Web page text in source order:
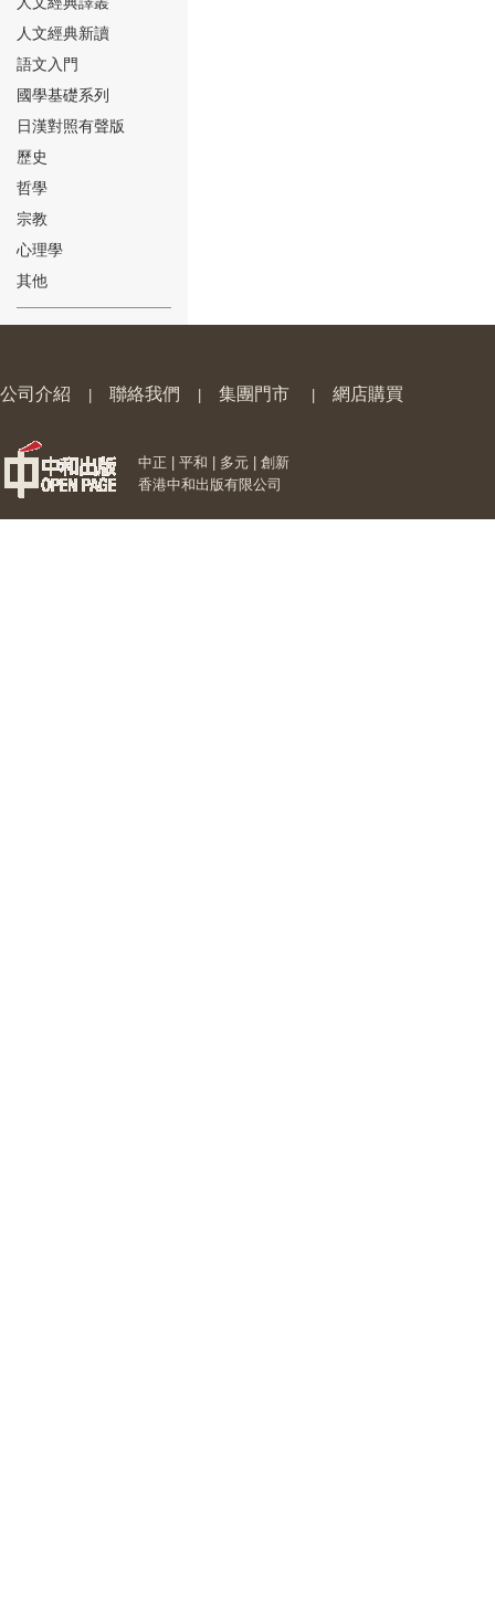
⑱
⑳
人文經典新讀
語文入門
國學基礎系列
日漢對照有聲版
歷史
哲學
宗教
心理學
其他
公司介紹 聯絡我們 集團門市 網店購買
中正 | 平和 | 多元 | 創新
香港中和出版有限公司